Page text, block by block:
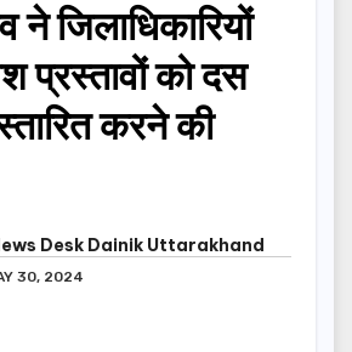
जिलाधिकारियों
प्रस्तावों को दस
करने की
Desk Dainik Uttarakhand
30, 2024